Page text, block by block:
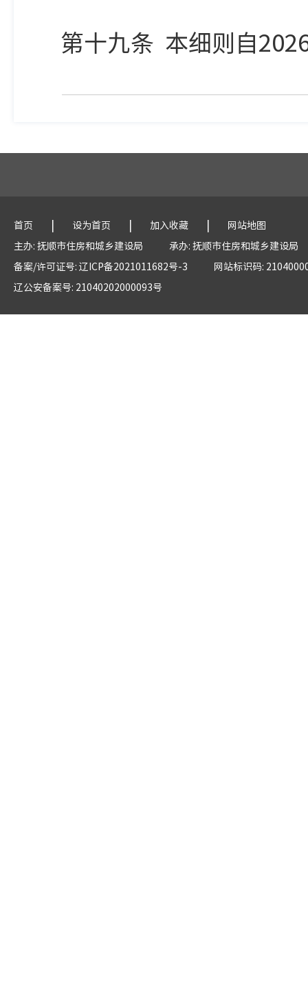
第十九条 本细则自
首页 | 设为首页 | 加入收藏 |
网站地图
主办: 抚顺市住房和城乡建设局
承办: 抚顺市住房和城乡建设局
备案/许可证号: 辽ICP备2021011682号-3
网站标识码:
辽公安备案号: 21040202000093号